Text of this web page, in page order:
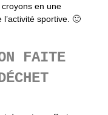
en une
sportive. 🙂
FAITE